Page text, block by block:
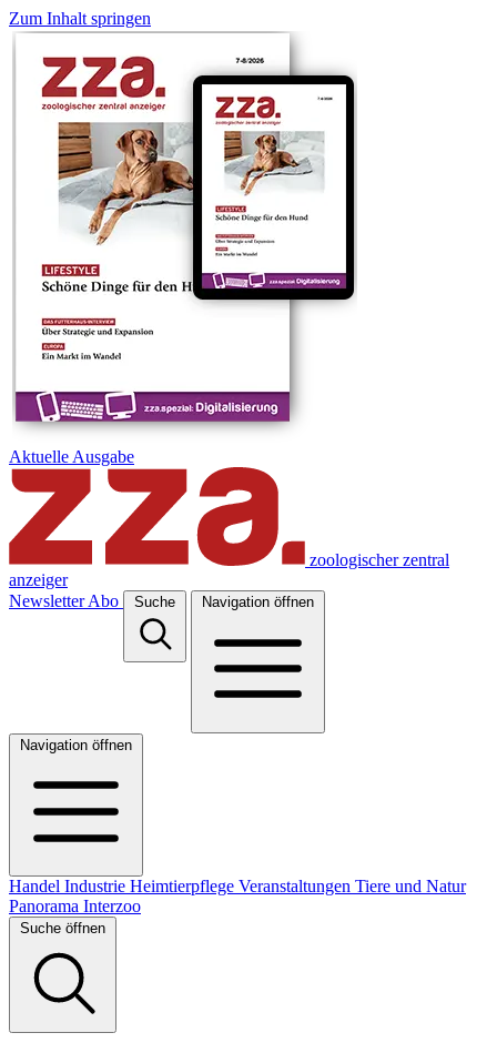
Zum Inhalt springen
Aktuelle Ausgabe
zoologischer zentral
anzeiger
Newsletter Abo Suche Navigation öffnen
Navigation öffnen
Handel Industrie Heimtierpflege Veranstaltungen Tiere und Natur
Panorama Interzoo
Suche öffnen